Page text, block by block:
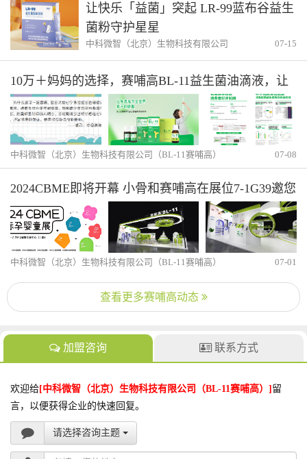
让快乐「益菌」突起 LR-99蓝布谷益生
菌粉守护星星
中科微智（北京）生物科技有限公司
07-15
10万＋妈妈的选择，赛哺高BL-11益生菌油滴液，让
身高成为全世界孩子的骄傲
中科微智（北京）生物科技有限公司（BL-11赛哺高） 07-08
2024CBME即将开幕 小骨和赛哺高在展位7-1G39邀您
逛展
中科微智（北京）生物科技有限公司（BL-11赛哺高） 07-01
查看更多赛哺高动态
加盟咨询 联系方式
欢迎给[中科微智（北京）生物科技有限公司（BL-11赛哺高）]留
言，以便获得企业的快速回复。
请选择咨询主题